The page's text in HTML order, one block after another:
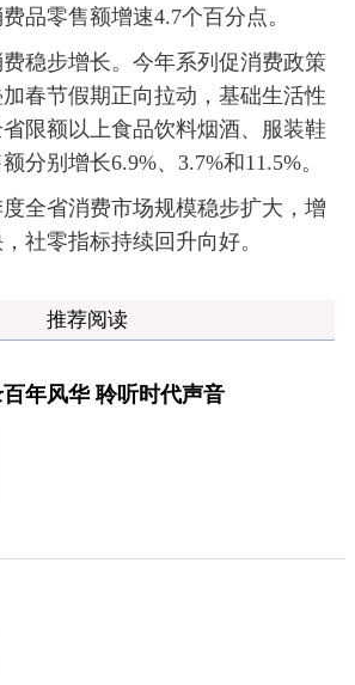
品零售额增速4.7个百分点。
步增长。今年系列促消费政策
春节假期正向拉动，基础生活性
限额以上食品饮料烟酒、服装鞋
分别增长6.9%、3.7%和11.5%。
省消费市场规模稳步扩大，增
社零指标持续回升向好。
推荐阅读
年风华 聆听时代声音